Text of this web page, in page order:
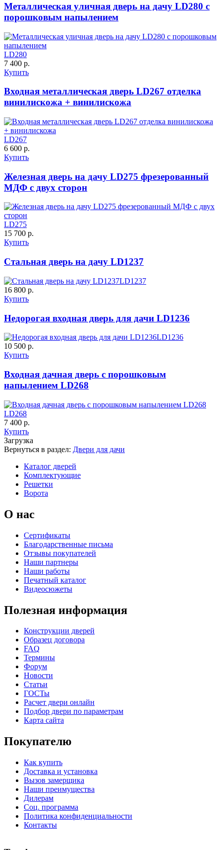
"Крокодил"
Порошковое напыление "Шелк"
К-36 С
К-37 Н
КНТ
C61 C62
C63 C64
C65 C66
C69 C70
C71
C73
Металлическая уличная дверь на дачу LD280 с
порошковым напылением
LD280
7 400 р.
Купить
Входная металлическая дверь LD267 отделка
винилискожа + винилискожа
LD267
6 600 р.
Купить
Железная дверь на дачу LD275 фрезерованный
МДФ с двух сторон
LD275
15 700 р.
Купить
Стальная дверь на дачу LD1237
LD1237
16 800 р.
Купить
Недорогая входная дверь для дачи LD1236
LD1236
10 500 р.
Купить
Входная дачная дверь с порошковым
напылением LD268
LD268
7 400 р.
Купить
Загрузка
Вернуться в раздел: Двери для дачи
Каталог дверей
Комплектующие
Решетки
Ворота
О нас
Сертификаты
Благодарственные письма
Отзывы покупателей
Наши партнеры
Наши работы
Печатный каталог
Видеосюжеты
Полезная информация
Конструкции дверей
Образец договора
FAQ
Термины
Форум
Новости
Статьи
ГОСТы
Расчет двери онлайн
Подбор двери по параметрам
Карта сайта
Покупателю
Как купить
Доставка и установка
Вызов замерщика
Наши преимущества
Дилерам
Соц. программа
Политика конфиденциальности
Контакты